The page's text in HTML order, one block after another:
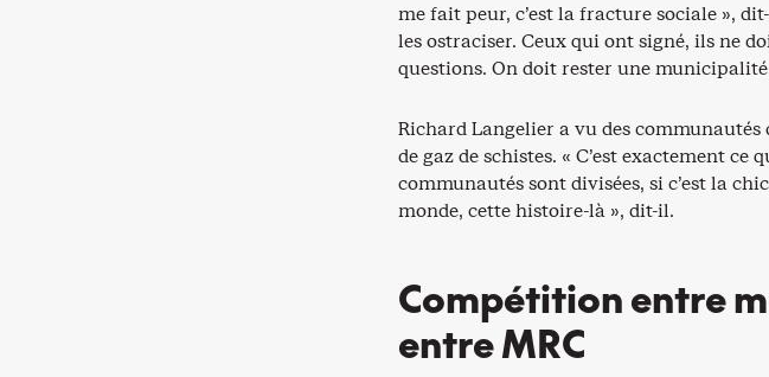
me fait peur, c’est la fracture sociale »,
les ostraciser. Ceux qui ont signé, ils ne
questions. On doit rester une
Richard Langelier a vu des
de gaz de schistes. « C’est exactement ce
communautés sont divisées, si c’est la
monde, cette histoire-là », dit-il.
Compétition entre
entre MRC